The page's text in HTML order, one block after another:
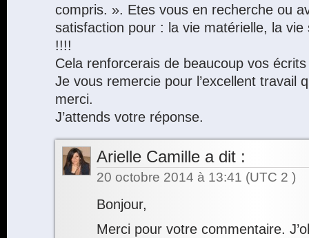
compris. ». Etes vous en recherche ou
satisfaction pour : la vie matérielle, la
!!!!
Cela renforcerais de beaucoup vos écrits
Je vous remercie pour l’excellent travail
merci.
J’attends votre réponse.
Arielle Camille a dit :
20 octobre 2014 à 13:41 (UTC 2 )
Bonjour,
Merci pour votre commentaire.